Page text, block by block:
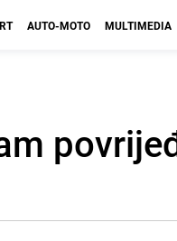
AUTO-MOTO MULTIMEDIA